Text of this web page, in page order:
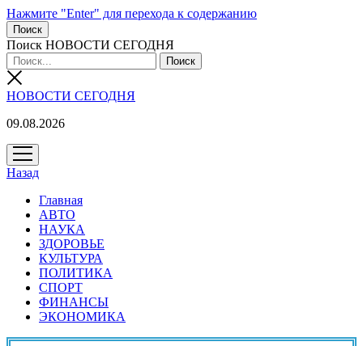
Нажмите "Enter" для перехода к содержанию
Поиск
Поиск НОВОСТИ СЕГОДНЯ
НОВОСТИ СЕГОДНЯ
09.08.2026
открыть
меню
Назад
Главная
АВТО
НАУКА
ЗДОРОВЬЕ
КУЛЬТУРА
ПОЛИТИКА
СПОРТ
ФИНАНСЫ
ЭКОНОМИКА